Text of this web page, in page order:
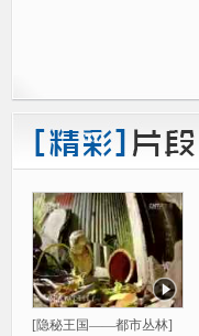
[隐秘王国——都市丛林]